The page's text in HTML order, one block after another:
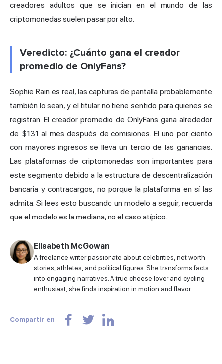
creadores adultos que se inician en el mundo de las
criptomonedas suelen pasar por alto.
Veredicto: ¿Cuánto gana el creador
promedio de OnlyFans?
Sophie Rain es real, las capturas de pantalla probablemente
también lo sean, y el titular no tiene sentido para quienes se
registran. El creador promedio de OnlyFans gana alrededor
de $131 al mes después de comisiones. El uno por ciento
con mayores ingresos se lleva un tercio de las ganancias.
Las plataformas de criptomonedas son importantes para
este segmento debido a la estructura de descentralización
bancaria y contracargos, no porque la plataforma en sí las
admita. Si lees esto buscando un modelo a seguir, recuerda
que el modelo es la mediana, no el caso atípico.
Elisabeth McGowan
A freelance writer passionate about celebrities, net worth
stories, athletes, and political figures. She transforms facts
into engaging narratives. A true cheese lover and cycling
enthusiast, she finds inspiration in motion and flavor.
Compartir en